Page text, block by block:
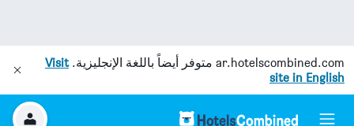
ar.hotelscombined.com متوفر أيضاً باللغة الإنجليزية.Visit
site in English